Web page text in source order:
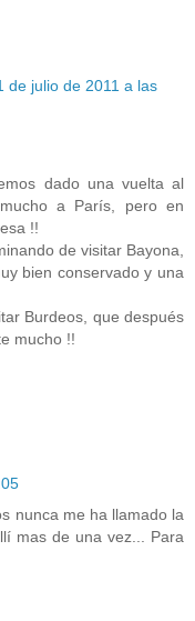
de julio de 2011 a las
dado una vuelta al
a París, pero en
!!
de visitar Bayona,
bien conservado y una
Burdeos, que después
mucho !!
nunca me ha llamado la
mas de una vez... Para